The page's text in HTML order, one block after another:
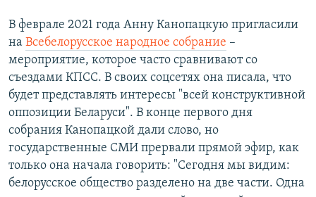
В феврале 2021 года Анну Канопацкую пригласили
на Всебелорусское народное собрание –
мероприятие, которое часто сравнивают со
съездами КПСС. В своих соцсетях она писала, что
будет представлять интересы "всей конструктивной
оппозиции Беларуси". В конце первого дня
собрания Канопацкой дали слово, но
государственные СМИ прервали прямой эфир, как
только она начала говорить: "Сегодня мы видим:
белорусское общество разделено на две части. Одна